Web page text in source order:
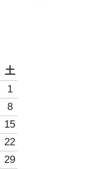
土
1
8
15
22
29